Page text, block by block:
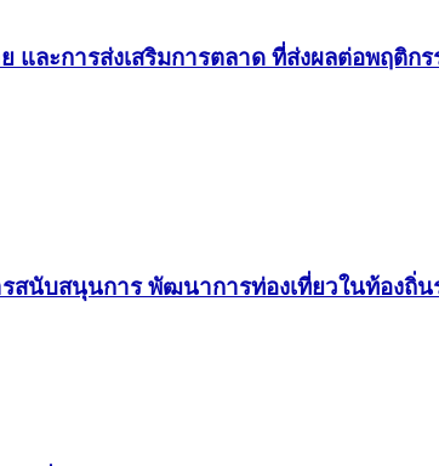
ละการส่งเสริมการตลาด ที่ส่งผลต่อพฤติ
นับสนุนการ พัฒนาการท่องเที่ยวในท้องถิ่น